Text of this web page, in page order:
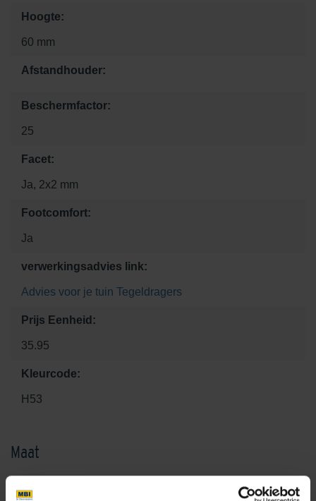
Hoogte:
60 mm
Afstandhouder:
Beschermfactor:
25
Facet:
Ja, 2x2 mm
Footcomfort:
Ja
verwerkingsadvies link:
Advies voor je tuin Tegeldragers
Prijs Eenheid:
35.95
Kleurcode:
H53
Maat
30 x 20 x 6